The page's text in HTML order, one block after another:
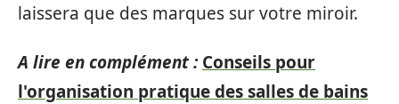
laissera que des marques sur votre miroir.
A lire en complément : Conseils pour
l'organisation pratique des salles de bains